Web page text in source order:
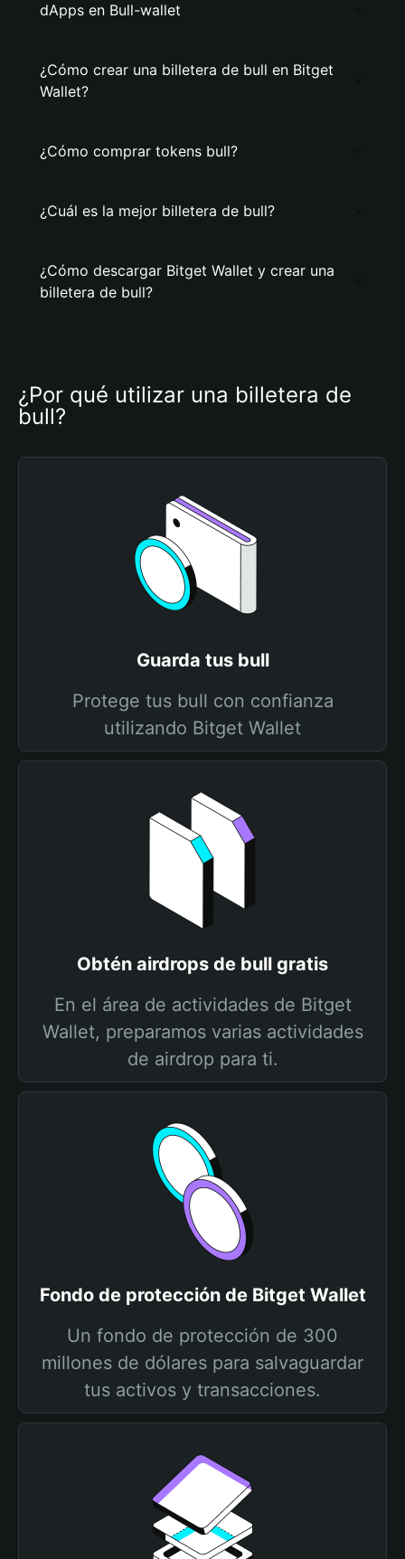
dApps en Bull-wallet
¿Cómo crear una billetera de bull en Bitget
Wallet?
¿Cómo comprar tokens bull?
¿Cuál es la mejor billetera de bull?
¿Cómo descargar Bitget Wallet y crear una
billetera de bull?
¿Por qué utilizar una billetera de
bull?
Guarda tus bull
Protege tus bull con confianza
utilizando Bitget Wallet
Obtén airdrops de bull gratis
En el área de actividades de Bitget
Wallet, preparamos varias actividades
de airdrop para ti.
Fondo de protección de Bitget Wallet
Un fondo de protección de 300
millones de dólares para salvaguardar
tus activos y transacciones.